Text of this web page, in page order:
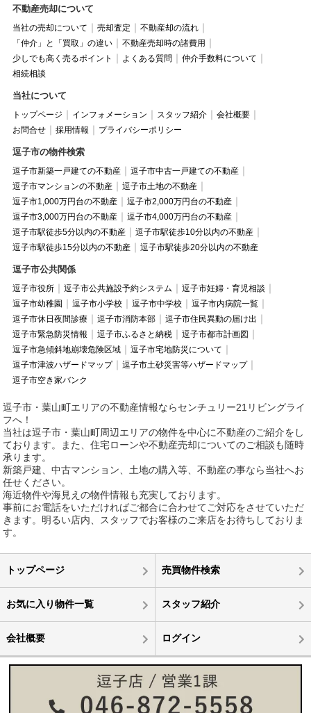
不動産売却について
当社の売却について 売却査定
不動産却の流れ
「仲介」と「買取」の違い
不動産売却時の諸費用
少しでも高く売るポイント
よくある質問
仲介手数料について
相続相談
当社について
トップページ インフォメーション スタッフ紹介
会社概要
お問合せ
採用情報 プライバシーポリシー
逗子市の物件検索
逗子市新築一戸建ての不動産
逗子市中古一戸建ての不動産
逗子市マンションの不動産
逗子市土地の不動産
逗子市1,000万円台の不動産
逗子市2,000万円台の不動産
逗子市3,000万円台の不動産
逗子市4,000万円台の不動産
逗子市駅徒歩5分以内の不動産
逗子市駅徒歩10分以内の不動産
逗子市駅徒歩15分以内の不動産
逗子市駅徒歩20分以内の不動産
逗子市公共関係
逗子市役所 逗子市公共施設予約システム
逗子市妊婦・育児相談
逗子市幼稚園
逗子市小学校 逗子市中学校
逗子市内病院一覧
逗子市休日夜間診療
逗子市消防本部
逗子市住民異動の届け出
逗子市緊急防災情報
逗子市ふるさと納税
逗子市都市計画図
逗子市急傾斜地崩壊危険区域
逗子市宅地防災について
逗子市津波ハザードマップ
逗子市土砂災害等ハザードマップ
逗子市空き家バンク
逗子市・葉山町エリアの不動産情報ならセンチュリー21リビングライ
フへ！
当社は逗子市・葉山町周辺エリアの物件を中心に不動産のご紹介をし
ております。また、住宅ローンや不動産売却についてのご相談も随時
承ります。
新築戸建、中古マンション、土地の購入等、不動産の事なら当社へお
任せください。
海近物件や海見えの物件情報も充実しております。
事前にお電話をいただければご都合に合わせてご対応をさせていただ
きます。明るい店内、スタッフでお客様のご来店をお待ちしておりま
す。
トップページ 売買物件検索
お気に入り物件一覧 スタッフ紹介
会社概要 ログイン